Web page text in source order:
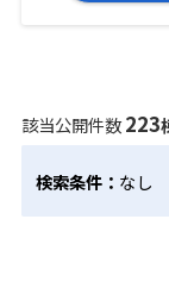
該当公開件数223
検索条件： なし